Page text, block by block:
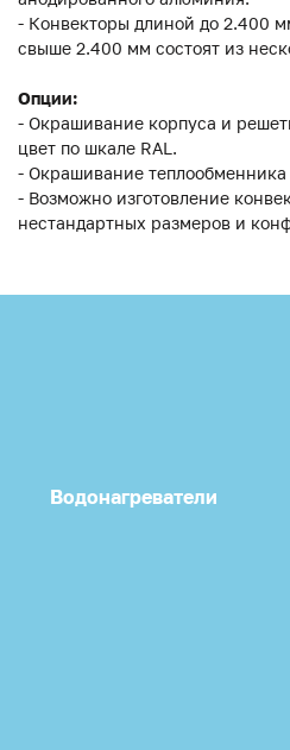
- Конвекторы длиной до 2.400
свыше 2.400 мм состоят из
Опции:
- Окрашивание корпуса и
цвет по шкале RAL.
- Окрашивание теплообменника
- Возможно изготовление
нестандартных размеров и
Водонагреватели